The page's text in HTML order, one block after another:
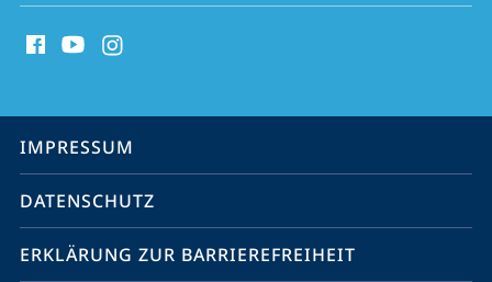
Media
Service-
Navigation
IMPRESSUM
DATENSCHUTZ
ERKLÄRUNG ZUR BARRIEREFREIHEIT